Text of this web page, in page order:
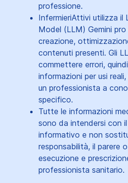
professione.
InfermieriAttivi utilizza il
Model (LLM) Gemini
creazione,
contenuti presenti. Gli
commettere errori,
informazioni per usi
un professionista a
specifico.
Tutte le informazioni
sono da intendersi con
informativo e non
responsabilità, il parere
esecuzione e
professionista sanitario.